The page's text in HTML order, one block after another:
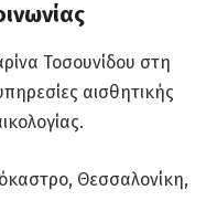
Τοσουνίδου στη
αισθητικής
Θεσσαλονίκη,